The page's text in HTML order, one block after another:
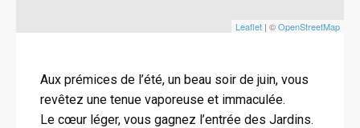
Leaflet | ©OpenStreetMap
Aux prémices de l’été, un beau soir de juin, vous
revêtez une tenue vaporeuse et immaculée.
Le cœur léger, vous gagnez l’entrée des Jardins.